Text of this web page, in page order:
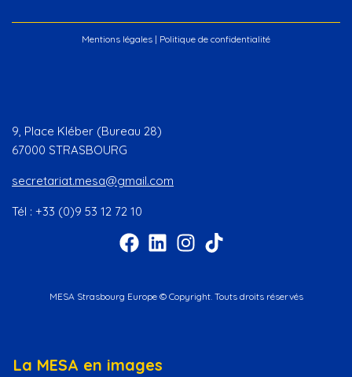
Mentions légales | Politique de confidentialité
9, Place Kléber (Bureau 28)
67000 STRASBOURG
secretariat.mesa@gmail.com
Tél : +33 (0)9 53 12 72 10
MESA Strasbourg Europe © Copyright. Touts droits réservés
La MESA en images